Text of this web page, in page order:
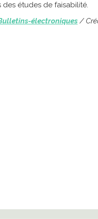
études de faisabilité.
électroniques /